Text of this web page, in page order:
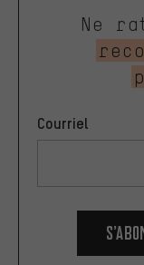
Ne
Courriel